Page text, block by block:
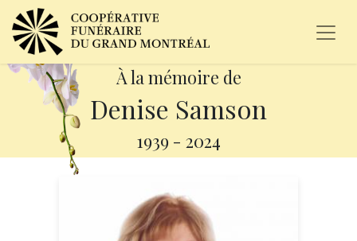
À la mémoire de
Denise Samson
1939 - 2024